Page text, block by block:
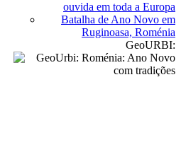
ouvida em toda a Europa
Batalha de Ano Novo em
Ruginoasa, Roménia
GeoURBI: